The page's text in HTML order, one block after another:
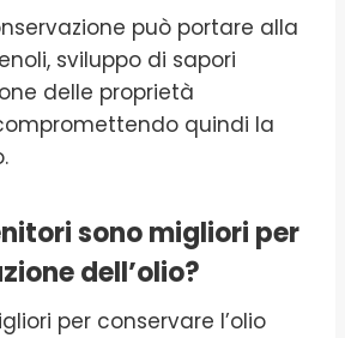
può portare alla
sviluppo di sapori
delle proprietà
quindi la
sono migliori per
dell’olio?
per conservare l’olio